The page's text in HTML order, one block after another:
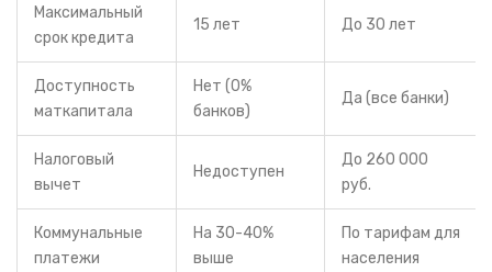
Максимальный
срок кредита
15 лет До 30 лет
Доступность
маткапитала
Нет (0%
банков)
Да (все банки)
Налоговый
вычет
Недоступен
До 260 000
руб.
Коммунальные
платежи
На 30-40%
выше
По тарифам для
населения